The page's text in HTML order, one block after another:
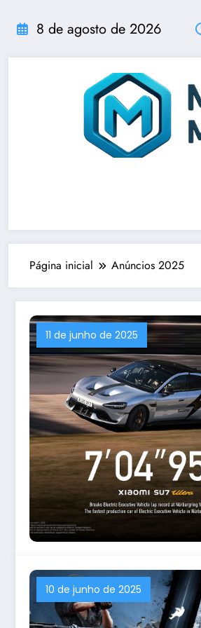
para
conteúdo
8 de agosto de 2026
Página inicial Anúncios 2025
11 de junho de 2025
10 de junho de 2025